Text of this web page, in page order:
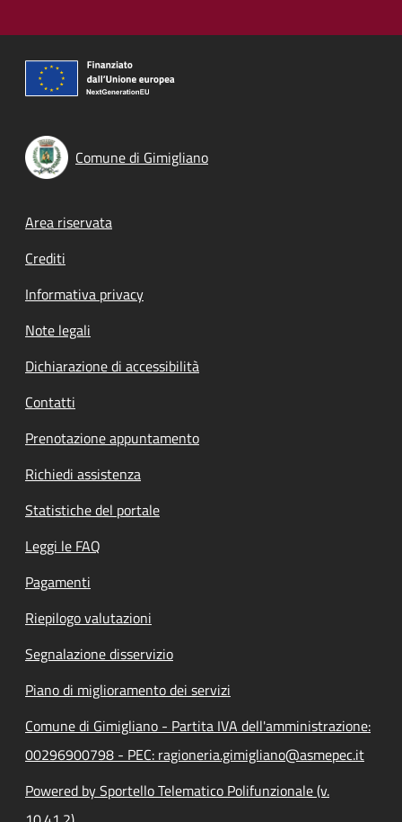
Comune di Gimigliano
Footer menu
Area riservata
Crediti
Informativa privacy
Note legali
Dichiarazione di accessibilità
Contatti
Prenotazione appuntamento
Richiedi assistenza
Statistiche del portale
Leggi le FAQ
Pagamenti
Riepilogo valutazioni
Segnalazione disservizio
Piano di miglioramento dei servizi
Comune di Gimigliano - Partita IVA dell'amministrazione:
00296900798 - PEC: ragioneria.gimigliano@asmepec.it
Powered by Sportello Telematico Polifunzionale (v.